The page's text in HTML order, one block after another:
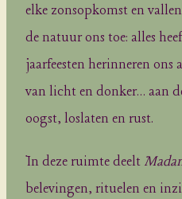
elke zonsopkomst en
de natuur ons toe: alles
jaarfeesten herinneren ons
van licht en donker… aan
oogst, loslaten en rust.
In deze ruimte deelt
belevingen, rituelen en